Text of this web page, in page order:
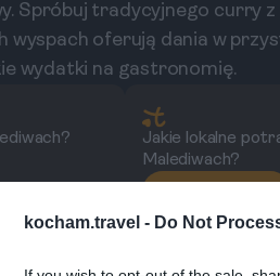
kocham.travel - Do Not
Spróbuj tradycyjnego curry z
wyspach oferują dania w
wydatki na gastronomię.
Jakie lokalne
Malediwach?